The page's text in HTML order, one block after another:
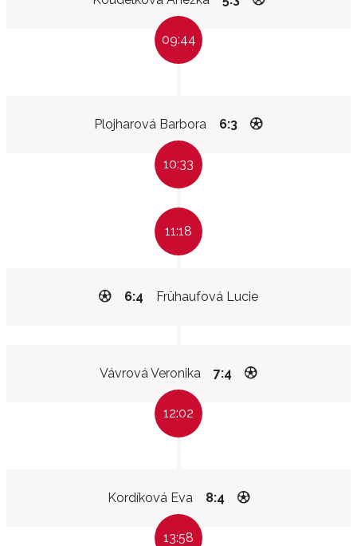
09:44
Plojharová Barbora 6:3
10:33
11:18
Frühaufová Lucie
6:4
Vávrová Veronika 7:4
12:02
Kordíková Eva 8:4
13:58